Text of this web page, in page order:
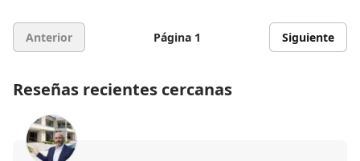
Anterior Página 1 Siguiente
Reseñas recientes cercanas